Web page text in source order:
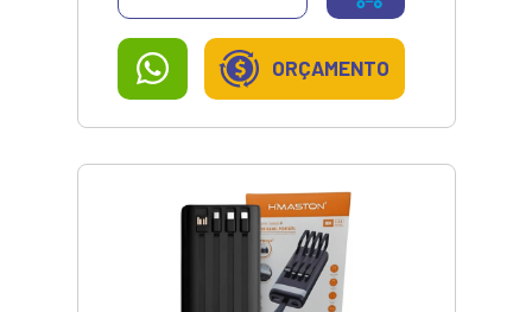
<br> <p style="color: green;">
<strong>VALOR APRESENTANDO
SOMENTE NO
PIX/DINHEIRO</strong></p>
ORÇAMENTO